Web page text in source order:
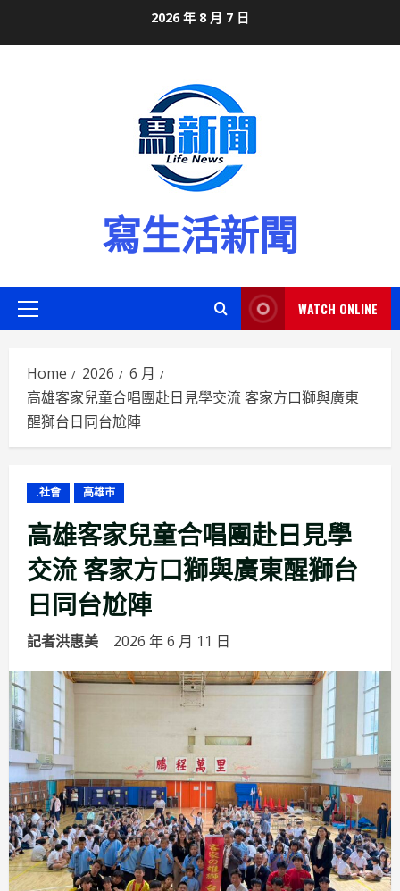
2026 年 8 月 7 日
寫生活新聞
Primary
WATCH ONLINE
Home 2026
6 月
高雄客家兒童合唱團赴日見學交流 客家方口獅與廣東
醒獅台日同台尬陣
.社會 高雄市
高雄客家兒童合唱團赴日見學
交流 客家方口獅與廣東醒獅台
日同台尬陣
記者洪惠美 2026 年 6 月 11 日